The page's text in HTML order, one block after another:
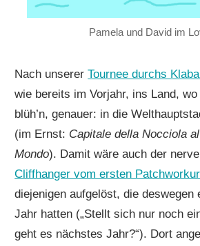
Pamela und David im
Nach unsererTournee durchs
wie bereits im Vorjahr, ins Land,
blüh’n, genauer: in die
(im Ernst: Capitale della Nocciola
Mondo). Damit wäre auch der
Cliffhanger vom ersten
diejenigen aufgelöst, die deswegen
Jahr hatten („Stellt sich nur noch
geht es nächstes Jahr?“). Dort